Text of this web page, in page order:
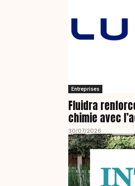
Entreprises
Fluidra
chimie avec
30/07/2026